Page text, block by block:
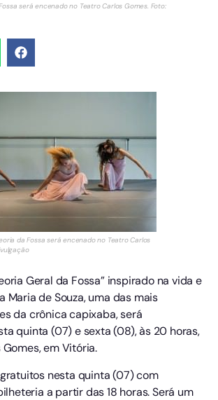
será encenado no Teatro Carlos Gomes. Foto:
da Fossa será encenado no Teatro Carlos
Geral da Fossa” inspirado na vida e
Maria de Souza, uma das mais
da crônica capixaba, será
quinta (07) e sexta (08), às 20 horas,
em Vitória.
nesta quinta (07) com
a partir das 18 horas. Será um